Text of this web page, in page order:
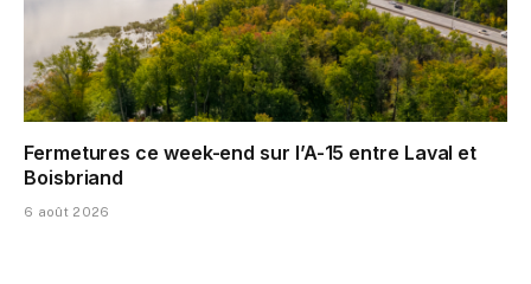
Fermetures ce week-end sur l’A-15 entre Laval et
Boisbriand
6 août 2026